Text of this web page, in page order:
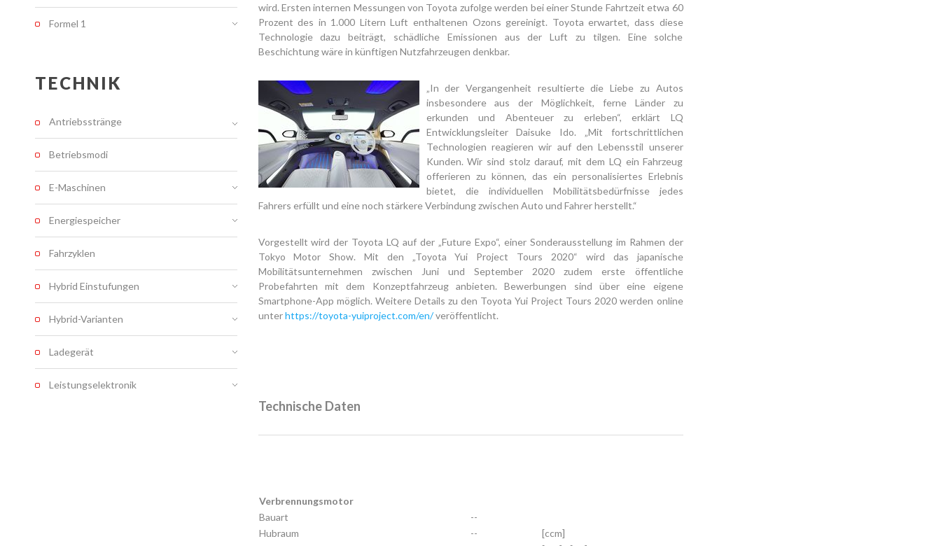
wird. Ersten internen Messungen von Toyota zufolge werden bei einer Stunde Fahrtzeit etwa 60
Prozent des in 1.000 Litern Luft enthaltenen Ozons gereinigt. Toyota erwartet, dass diese
Technologie dazu beiträgt, schädliche Emissionen aus der Luft zu tilgen. Eine solche
Beschichtung wäre in künftigen Nutzfahrzeugen denkbar.
„In der Vergangenheit resultierte die Liebe zu Autos
insbesondere aus der Möglichkeit, ferne Länder zu
erkunden und Abenteuer zu erleben“, erklärt LQ
Entwicklungsleiter Daisuke Ido. „Mit fortschrittlichen
Technologien reagieren wir auf den Lebensstil unserer
Kunden. Wir sind stolz darauf, mit dem LQ ein Fahrzeug
offerieren zu können, das ein personalisiertes Erlebnis
bietet, die individuellen Mobilitätsbedürfnisse jedes
Fahrers erfüllt und eine noch stärkere Verbindung zwischen Auto und Fahrer herstellt.“
Vorgestellt wird der Toyota LQ auf der „Future Expo“, einer Sonderausstellung im Rahmen der
Tokyo Motor Show. Mit den „Toyota Yui Project Tours 2020“ wird das japanische
Mobilitätsunternehmen zwischen Juni und September 2020 zudem erste öffentliche
Probefahrten mit dem Konzeptfahrzeug anbieten. Bewerbungen sind über eine eigene
Smartphone-App möglich. Weitere Details zu den Toyota Yui Project Tours 2020 werden online
unterhttps://toyota-yuiproject.com/en/veröffentlicht.
Technische Daten
Verbrennungsmotor
Bauart
--
Hubraum
--
[ccm]
Formel 1
TECHNIK
Antriebsstränge
Betriebsmodi
E-Maschinen
Energiespeicher
Fahrzyklen
Hybrid Einstufungen
Hybrid-Varianten
Ladegerät
Leistungselektronik